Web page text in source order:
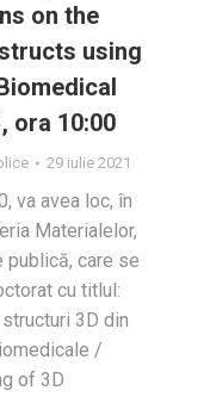
on the
using
ora 10:00
29 iulie 2021
va avea loc, în
Materialelor,
care se
cu titlul:
3D din
/
of 3D